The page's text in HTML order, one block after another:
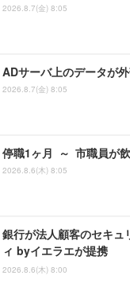
2026.8.7(金) 8:05
ADサーバ上のデータが
2026.8.7(金) 8:05
停職1ヶ月 ～ 市職員が
2026.8.6(木) 8:05
銀行が法人顧客のセキ
ィ byイエラエが提携
2026.8.6(木) 8:00